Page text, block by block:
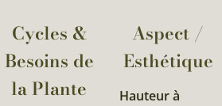
Cycles &
Besoins de
la Plante​
Aspect /
Esthétique
Hauteur à